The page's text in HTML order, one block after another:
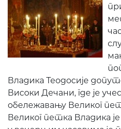
Владика Теодосије
Високи Дечани, где је
обележавању Великог
Великог петка Владика